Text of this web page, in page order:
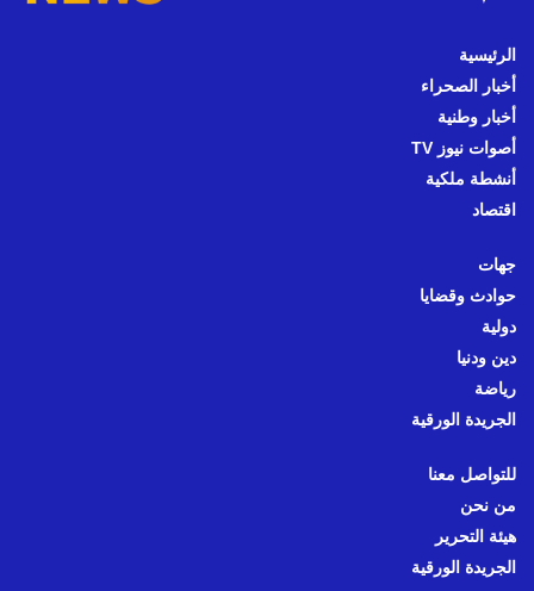
الرئيسية
أخبار الصحراء
أخبار وطنية
أصوات نيوز TV
أنشطة ملكية
اقتصاد
جهات
حوادث وقضايا
دولية
دين ودنيا
رياضة
الجريدة الورقية
للتواصل معنا
من نحن
هيئة التحرير
الجريدة الورقية